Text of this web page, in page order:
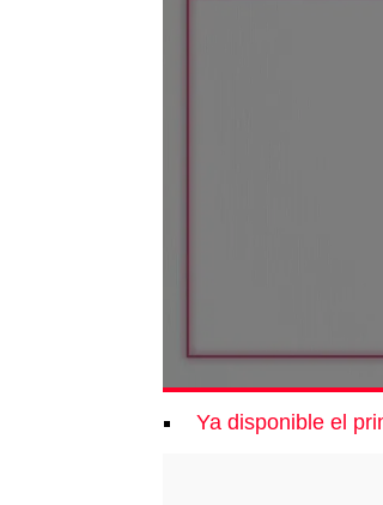
Ya disponible el